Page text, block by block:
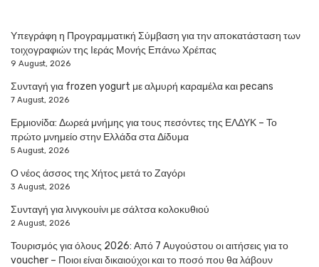
Υπεγράφη η Προγραμματική Σύμβαση για την αποκατάσταση των
τοιχογραφιών της Ιεράς Μονής Επάνω Χρέπας
9 August, 2026
Συνταγή για frozen yogurt με αλμυρή καραμέλα και pecans
7 August, 2026
Ερμιονίδα: Δωρεά μνήμης για τους πεσόντες της ΕΛΔΥΚ – Το
πρώτο μνημείο στην Ελλάδα στα Δίδυμα
5 August, 2026
Ο νέος άσσος της Χήτος μετά το Ζαγόρι
3 August, 2026
Συνταγή για λινγκουίνι με σάλτσα κολοκυθιού
2 August, 2026
Τουρισμός για όλους 2026: Από 7 Αυγούστου οι αιτήσεις για το
voucher – Ποιοι είναι δικαιούχοι και το ποσό που θα λάβουν